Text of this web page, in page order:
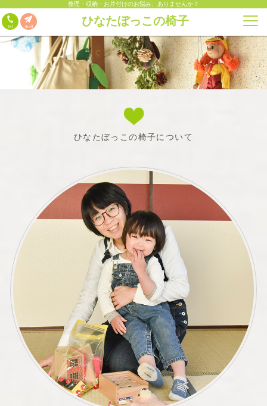
整理・収納・お片付けのお悩み、ありませんか？
ひなたぼっこの椅子
ひなたぼっこの椅子について